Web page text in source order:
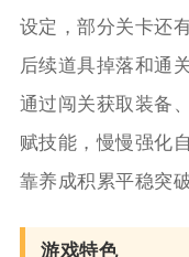
设定，部分关卡还
后续道具掉落和通
通过闯关获取装备
赋技能，慢慢强化
靠养成积累平稳突破
游戏特色